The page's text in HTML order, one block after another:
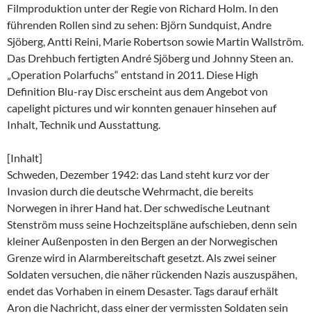
Filmproduktion unter der Regie von Richard Holm. In den
führenden Rollen sind zu sehen: Björn Sundquist, Andre
Sjöberg, Antti Reini, Marie Robertson sowie Martin Wallström.
Das Drehbuch fertigten André Sjöberg und Johnny Steen an.
„Operation Polarfuchs“ entstand in 2011. Diese High
Definition Blu-ray Disc erscheint aus dem Angebot von
capelight pictures und wir konnten genauer hinsehen auf
Inhalt, Technik und Ausstattung.
[Inhalt]
Schweden, Dezember 1942: das Land steht kurz vor der
Invasion durch die deutsche Wehrmacht, die bereits
Norwegen in ihrer Hand hat. Der schwedische Leutnant
Stenström muss seine Hochzeitspläne aufschieben, denn sein
kleiner Außenposten in den Bergen an der Norwegischen
Grenze wird in Alarmbereitschaft gesetzt. Als zwei seiner
Soldaten versuchen, die näher rückenden Nazis auszuspähen,
endet das Vorhaben in einem Desaster. Tags darauf erhält
Aron die Nachricht, dass einer der vermissten Soldaten sein